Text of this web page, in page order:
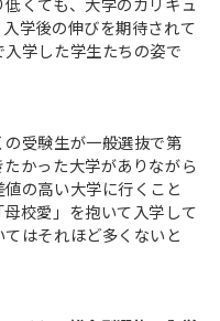
学後の伸びを期待されて
学した学生たちの姿で
受験生が一般選抜で第
かった大学がありながら
の高い大学に行くこと
校愛」を抱いて入学して
はそれほど多くないと